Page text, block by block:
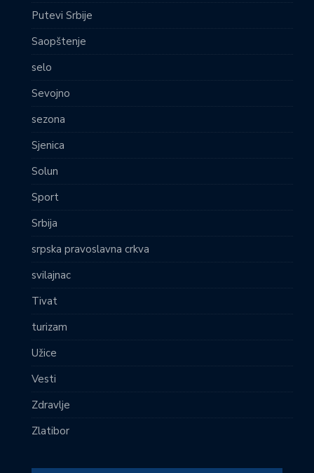
Putevi Srbije
Saopštenje
selo
Sevojno
sezona
Sjenica
Solun
Sport
Srbija
srpska pravoslavna crkva
svilajnac
Tivat
turizam
Užice
Vesti
Zdravlje
Zlatibor